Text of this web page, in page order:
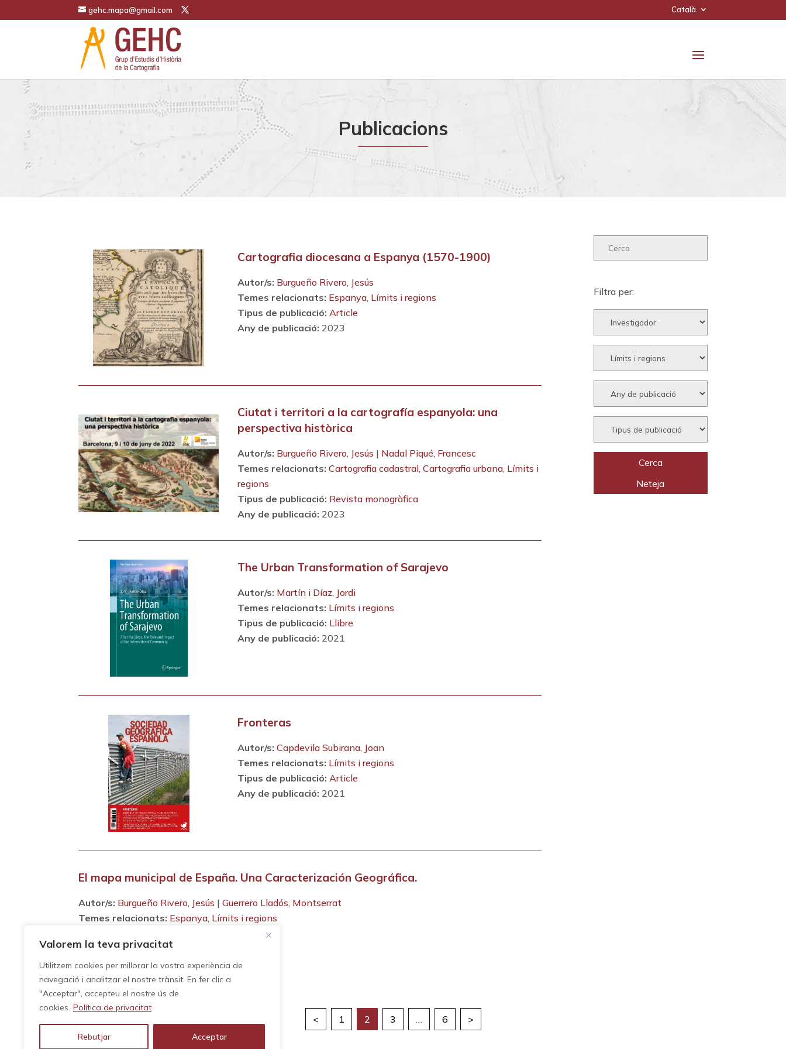
Valorem la teva privacitat
Utilitzem cookies per millorar la vostra experiència de
navegació i analitzar el nostre trànsit. En fer clic a
"Acceptar", accepteu el nostre ús de
cookies. Política de privacitat
Rebutjar Acceptar
gehc.mapa@gmail.com Català
Publicacions
Cartografia diocesana a Espanya (1570-1900)
Autor/s: Burgueño Rivero, Jesús
Temes relacionats: Espanya, Límits i regions
Tipus de publicació: Article
Any de publicació: 2023
Ciutat i territori a la cartografía espanyola: una
perspectiva històrica
Autor/s: Burgueño Rivero, Jesús | Nadal Piqué, Francesc
Temes relacionats: Cartografia cadastral,Cartografia urbana, Límits i
regions
Tipus de publicació: Revista monogràfica
Any de publicació: 2023
The Urban Transformation of Sarajevo
Autor/s: Martín i Díaz, Jordi
Temes relacionats: Límits i regions
Tipus de publicació: Llibre
Any de publicació: 2021
Fronteras
Autor/s: Capdevila Subirana, Joan
Temes relacionats: Límits i regions
Tipus de publicació: Article
Any de publicació: 2021
El mapa municipal de España. Una Caracterización Geográfica.
Autor/s: Burgueño Rivero, Jesús |Guerrero Lladós, Montserrat
Temes relacionats: Espanya, Límits i regions
Any de publicació:2014
Filtra per:
Paginació
de
< 1 2 3 … 6 >